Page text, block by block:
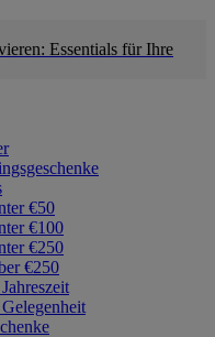
Essentials für Ihre
€50
€100
€250
€250